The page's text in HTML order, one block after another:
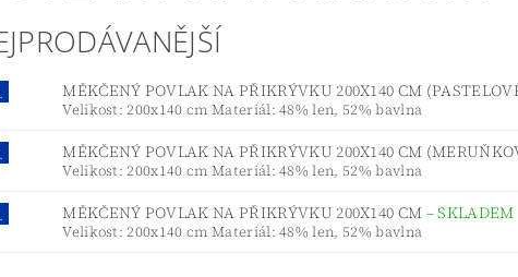
MĚKČENÝ POVLAK NA PŘIKRÝVKU 200X140 CM
Velikost: 200x140 cm Materiál: 48% len, 52% bavlna
MĚKČENÝ POVLAK NA PŘIKRÝVKU 200X140 CM
Velikost: 200x140 cm Materiál: 48% len, 52% bavlna
MĚKČENÝ POVLAK NA PŘIKRÝVKU 200X140 CM –SKLADEM
Velikost: 200x140 cm Materiál: 48% len, 52% bavlna